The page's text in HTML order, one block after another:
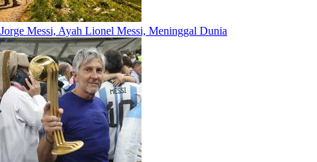
Jorge Messi, Ayah Lionel Messi, Meninggal Dunia